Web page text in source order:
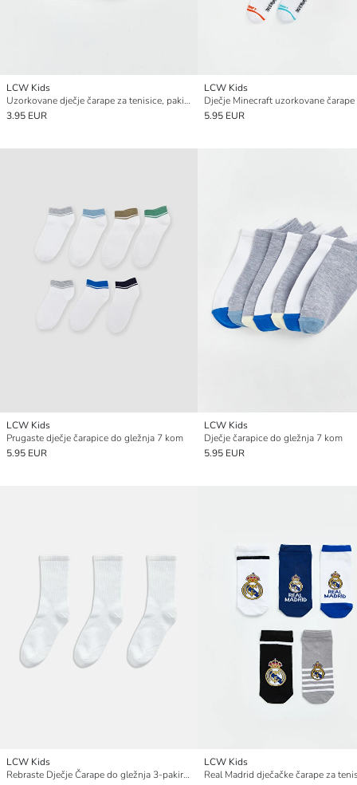
LCW Kids
Uzorkovane dječje čarape za tenisice, pakiranje od 5 komada
3.95 EUR
LCW Kids
5.95 EUR
LCW Kids
Prugaste dječje čarapice do gležnja 7 kom
5.95 EUR
LCW Kids
Dječje čarapice do gležnja 7 kom
5.95 EUR
LCW Kids
Rebraste Dječje Čarape do gležnja 3-pakiranje
LCW Kids